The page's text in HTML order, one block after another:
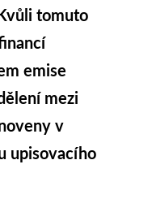
tomuto
emise
mezi
v
upisovacího